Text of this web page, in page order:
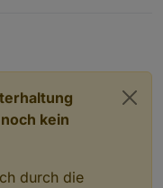
kein
durch die